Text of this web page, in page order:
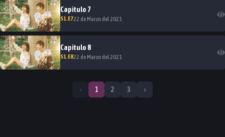
Capitulo 7
S1.E722 de Marzo del 2021
Capitulo 8
S1.E822 de Marzo del 2021
‹ 1 2 3 ›